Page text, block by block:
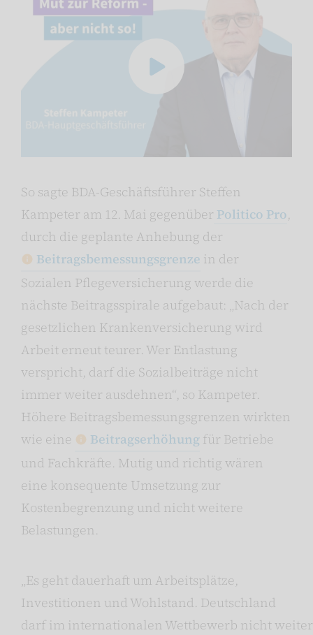
So sagte BDA-Geschäftsführer Steffen
Kampeter am 12. Mai gegenüber Politico Pro,
durch die geplante Anhebung der
Beitragsbemessungsgrenze in der
Sozialen Pflegeversicherung werde die
nächste Beitragsspirale aufgebaut: „Nach der
gesetzlichen Krankenversicherung wird
Arbeit erneut teurer. Wer Entlastung
verspricht, darf die Sozialbeiträge nicht
immer weiter ausdehnen“, so Kampeter.
Höhere Beitragsbemessungsgrenzen wirkten
wie eine
Beitragserhöhung für Betriebe
und Fachkräfte. Mutig und richtig wären
eine konsequente Umsetzung zur
Kostenbegrenzung und nicht weitere
Belastungen.
„Es geht dauerhaft um Arbeitsplätze,
Investitionen und Wohlstand. Deutschland
darf im internationalen Wettbewerb nicht weiter